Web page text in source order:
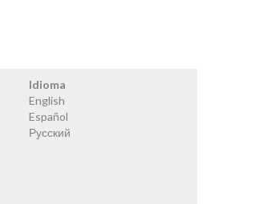
Idioma
English
Español
Русский